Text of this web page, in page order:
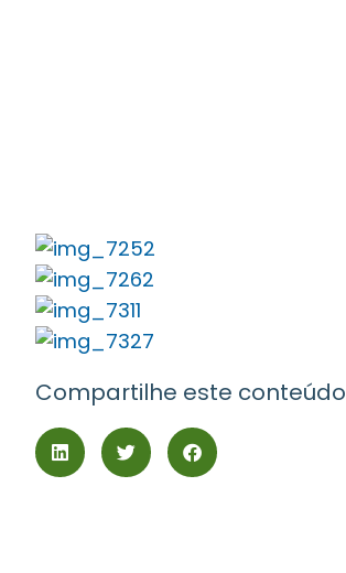
Compartilhe este conteúdo